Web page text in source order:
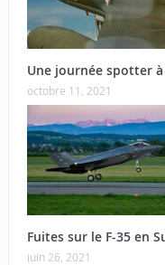
Une journée spotter
octobre 11, 2021
Fuites sur le F-35 en
juin 26, 2021